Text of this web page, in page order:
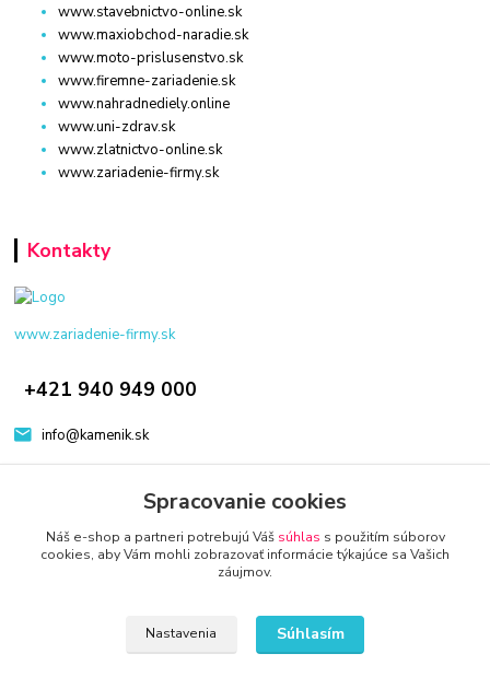
www.stavebnictvo-online.sk
www.maxiobchod-naradie.sk
www.moto-prislusenstvo.sk
www.firemne-zariadenie.sk
www.nahradnediely.online
www.uni-zdrav.sk
www.zlatnictvo-online.sk
www.zariadenie-firmy.sk
Kontakty
www.zariadenie-firmy.sk
+421 940 949 000
info@kamenik.sk
Eshop-rychlo.sk
Spracovanie cookies
Náš e-shop a partneri potrebujú Váš súhlas s použitím súborov
cookies, aby Vám mohli zobrazovať informácie týkajúce sa Vašich
záujmov.
Nastavenia Súhlasím